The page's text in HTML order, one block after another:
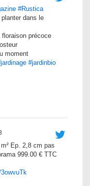
#Rustica
dans le
précoce
moment
#jardinbio
Ep. 2,8 cm pas
999.00 € TTC